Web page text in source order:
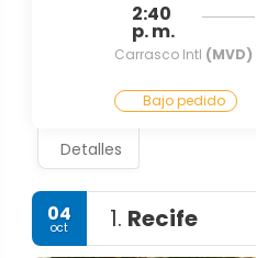
2:40
p. m.
Carrasco Intl (MVD)
Bajo pedido
Detalles
04
oct 1. Recife